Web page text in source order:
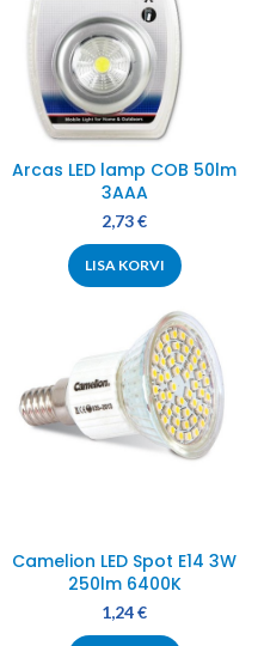
Arcas LED lamp COB 50lm
3AAA
2,73€
LISA KORVI
Camelion LED Spot E14 3W
250lm 6400K
1,24€